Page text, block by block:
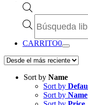
de
CARRITO0
Sort by Name
Sort by
Sort by Name